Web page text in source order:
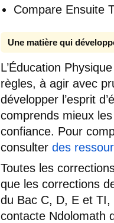
Compare Ensuite
Une matière qui
L’Éducation
règles, à agir avec
développer l’esprit
comprends mieux
confiance. Pour
consulter des
Toutes les
que les corrections
du Bac C, D, E et TI,
contacte Ndolomath